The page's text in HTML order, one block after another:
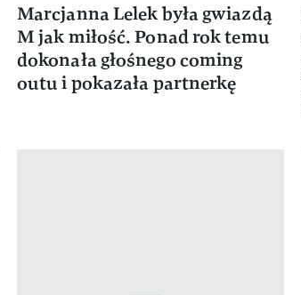
Marcjanna Lelek była gwiazdą
M jak miłość. Ponad rok temu
dokonała głośnego coming
outu i pokazała partnerkę